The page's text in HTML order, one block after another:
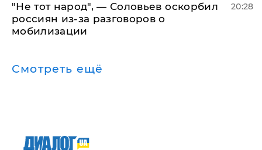
​"Не тот народ", — Соловьев оскорбил
россиян из-за разговоров о
мобилизации
20:28
Смотреть ещё